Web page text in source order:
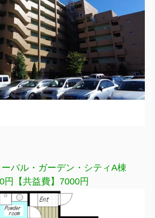
ーバル・ガーデン・シティA棟
円【共益費】7000円